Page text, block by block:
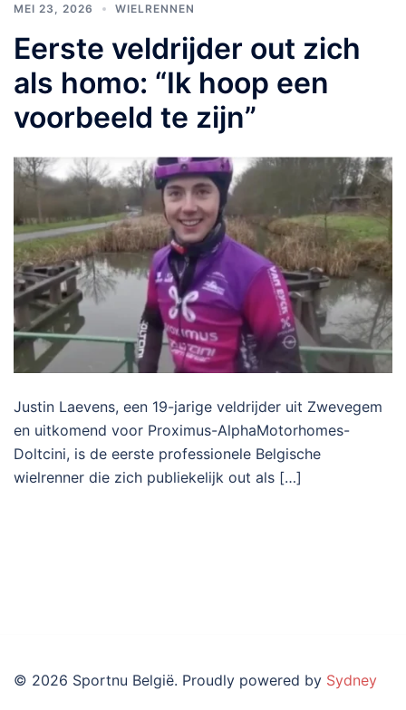
MEI 23, 2026 WIELRENNEN
Eerste veldrijder out zich
als homo: “Ik hoop een
voorbeeld te zijn”
Justin Laevens, een 19-jarige veldrijder uit Zwevegem
en uitkomend voor Proximus-AlphaMotorhomes-
Doltcini, is de eerste professionele Belgische
wielrenner die zich publiekelijk out als […]
© 2026 Sportnu België. Proudly powered by Sydney